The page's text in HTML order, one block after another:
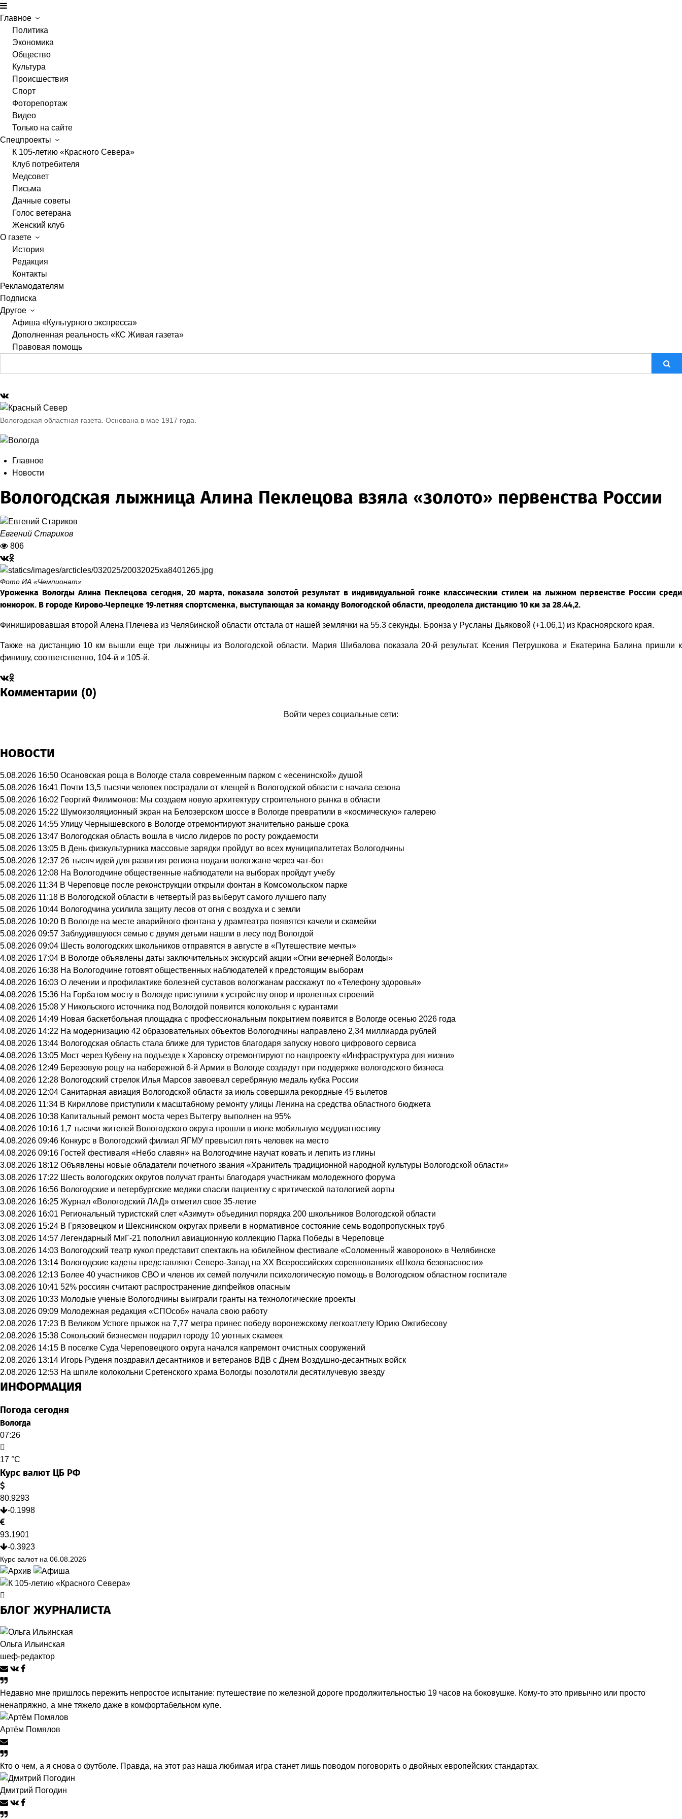
Главное
Политика
Экономика
Общество
Культура
Происшествия
Спорт
Фоторепортаж
Видео
Только на сайте
Спецпроекты
К 105-летию «Красного Севера»
Клуб потребителя
Медсовет
Письма
Дачные советы
Голос ветерана
Женский клуб
О газете
История
Редакция
Контакты
Рекламодателям
Подписка
Другое
Афиша «Культурного экспресса»
Дополненная реальность «КС Живая газета»
Правовая помощь
Вологодская областная газета. Основана в мае 1917 года.
Главное
Новости
Вологодская лыжница Алина Пеклецова взяла «золото» первенства России
Евгений Стариков
806
Фото ИА «Чемпионат»
Уроженка Вологды Алина Пеклецова сегодня, 20 марта, показала золотой результат в индивидуальной гонке классическим стилем на лыжном первенстве России среди
юниорок. В городе Кирово-Черпецке 19-летняя спортсменка, выступающая за команду Вологодской области, преодолела дистанцию 10 км за 28.44,2.
Финишировавшая второй Алена Плечева из Челябинской области отстала от нашей землячки на 55.3 секунды. Бронза у Русланы Дьяковой (+1.06,1) из Красноярского края.
Также на дистанцию 10 км вышли еще три лыжницы из Вологодской области. Мария Шибалова показала 20-й результат. Ксения Петрушкова и Екатерина Балина пришли к
финишу, соответственно, 104-й и 105-й.
Комментарии (0)
Войти через социальные сети:
НОВОСТИ
5.08.2026 16:50 Осановская роща в Вологде стала современным парком с «есенинской» душой
5.08.2026 16:41 Почти 13,5 тысячи человек пострадали от клещей в Вологодской области с начала сезона
5.08.2026 16:02 Георгий Филимонов: Мы создаем новую архитектуру строительного рынка в области
5.08.2026 15:22 Шумоизоляционный экран на Белозерском шоссе в Вологде превратили в «космическую» галерею
5.08.2026 14:55 Улицу Чернышевского в Вологде отремонтируют значительно раньше срока
5.08.2026 13:47 Вологодская область вошла в число лидеров по росту рождаемости
5.08.2026 13:05 В День физкультурника массовые зарядки пройдут во всех муниципалитетах Вологодчины
5.08.2026 12:37 26 тысяч идей для развития региона подали вологжане через чат-бот
5.08.2026 12:08 На Вологодчине общественные наблюдатели на выборах пройдут учебу
5.08.2026 11:34 В Череповце после реконструкции открыли фонтан в Комсомольском парке
5.08.2026 11:18 В Вологодской области в четвертый раз выберут самого лучшего папу
5.08.2026 10:44 Вологодчина усилила защиту лесов от огня с воздуха и с земли
5.08.2026 10:20 В Вологде на месте аварийного фонтана у драмтеатра появятся качели и скамейки
5.08.2026 09:57 Заблудившуюся семью с двумя детьми нашли в лесу под Вологдой
5.08.2026 09:04 Шесть вологодских школьников отправятся в августе в «Путешествие мечты»
4.08.2026 17:04 В Вологде объявлены даты заключительных экскурсий акции «Огни вечерней Вологды»
4.08.2026 16:38 На Вологодчине готовят общественных наблюдателей к предстоящим выборам
4.08.2026 16:03 О лечении и профилактике болезней суставов вологжанам расскажут по «Телефону здоровья»
4.08.2026 15:36 На Горбатом мосту в Вологде приступили к устройству опор и пролетных строений
4.08.2026 15:08 У Никольского источника под Вологдой появится колокольня с курантами
4.08.2026 14:49 Новая баскетбольная площадка с профессиональным покрытием появится в Вологде осенью 2026 года
4.08.2026 14:22 На модернизацию 42 образовательных объектов Вологодчины направлено 2,34 миллиарда рублей
4.08.2026 13:44 Вологодская область стала ближе для туристов благодаря запуску нового цифрового сервиса
4.08.2026 13:05 Мост через Кубену на подъезде к Харовску отремонтируют по нацпроекту «Инфраструктура для жизни»
4.08.2026 12:49 Березовую рощу на набережной 6-й Армии в Вологде создадут при поддержке вологодского бизнеса
4.08.2026 12:28 Вологодский стрелок Илья Марсов завоевал серебряную медаль кубка России
4.08.2026 12:04 Санитарная авиация Вологодской области за июль совершила рекордные 45 вылетов
4.08.2026 11:34 В Кириллове приступили к масштабному ремонту улицы Ленина на средства областного бюджета
4.08.2026 10:38 Капитальный ремонт моста через Вытегру выполнен на 95%
4.08.2026 10:16 1,7 тысячи жителей Вологодского округа прошли в июле мобильную меддиагностику
4.08.2026 09:46 Конкурс в Вологодский филиал ЯГМУ превысил пять человек на место
4.08.2026 09:16 Гостей фестиваля «Небо славян» на Вологодчине научат ковать и лепить из глины
3.08.2026 18:12 Объявлены новые обладатели почетного звания «Хранитель традиционной народной культуры Вологодской области»
3.08.2026 17:22 Шесть вологодских округов получат гранты благодаря участникам молодежного форума
3.08.2026 16:56 Вологодские и петербургские медики спасли пациентку с критической патологией аорты
3.08.2026 16:25 Журнал «Вологодский ЛАД» отметил свое 35-летие
3.08.2026 16:01 Региональный туристский слет «Азимут» объединил порядка 200 школьников Вологодской области
3.08.2026 15:24 В Грязовецком и Шекснинском округах привели в нормативное состояние семь водопропускных труб
3.08.2026 14:57 Легендарный МиГ-21 пополнил авиационную коллекцию Парка Победы в Череповце
3.08.2026 14:03 Вологодский театр кукол представит спектакль на юбилейном фестивале «Соломенный жаворонок» в Челябинске
3.08.2026 13:14 Вологодские кадеты представляют Северо-Запад на XX Всероссийских соревнованиях «Школа безопасности»
3.08.2026 12:13 Более 40 участников СВО и членов их семей получили психологическую помощь в Вологодском областном госпитале
3.08.2026 10:41 52% россиян считают распространение дипфейков опасным
3.08.2026 10:33 Молодые ученые Вологодчины выиграли гранты на технологические проекты
3.08.2026 09:09 Молодежная редакция «СПОсоб» начала свою работу
2.08.2026 17:23 В Великом Устюге прыжок на 7,77 метра принес победу воронежскому легкоатлету Юрию Ожгибесову
2.08.2026 15:38 Сокольский бизнесмен подарил городу 10 уютных скамеек
2.08.2026 14:15 В поселке Суда Череповецкого округа начался капремонт очистных сооружений
2.08.2026 13:14 Игорь Руденя поздравил десантников и ветеранов ВДВ с Днем Воздушно-десантных войск
2.08.2026 12:53 На шпиле колокольни Сретенского храма Вологды позолотили десятилучевую звезду
ИНФОРМАЦИЯ
Погода сегодня
Вологда
07:26
17 °C
Курс валют ЦБ РФ
80.9293
-0.1998
93.1901
-0.3923
Курс валют на 06.08.2026
БЛОГ ЖУРНАЛИСТА
Ольга Ильинская
шеф-редактор
Недавно мне пришлось пережить непростое испытание: путешествие по железной дороге продолжительностью 19 часов на боковушке. Кому-то это привычно или просто
ненапряжно, а мне тяжело даже в комфортабельном купе.
Артём Помялов
Кто о чем, а я снова о футболе. Правда, на этот раз наша любимая игра станет лишь поводом поговорить о двойных европейских стандартах.
Дмитрий Погодин